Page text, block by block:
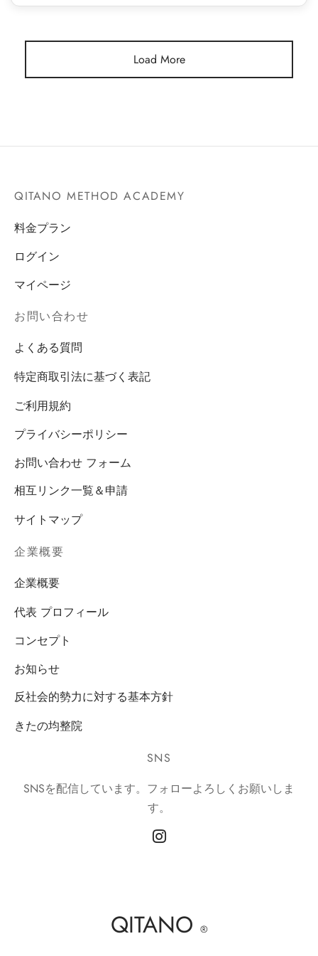
Load More
QITANO METHOD ACADEMY
料金プラン
ログイン
マイページ
お問い合わせ
よくある質問
特定商取引法に基づく表記
ご利用規約
プライバシーポリシー
お問い合わせ フォーム
相互リンク一覧＆申請
サイトマップ
企業概要
企業概要
代表 プロフィール
コンセプト
お知らせ
反社会的勢力に対する基本方針
きたの均整院
SNS
SNSを配信しています。フォローよろしくお願いしま
す。
QITANO ®